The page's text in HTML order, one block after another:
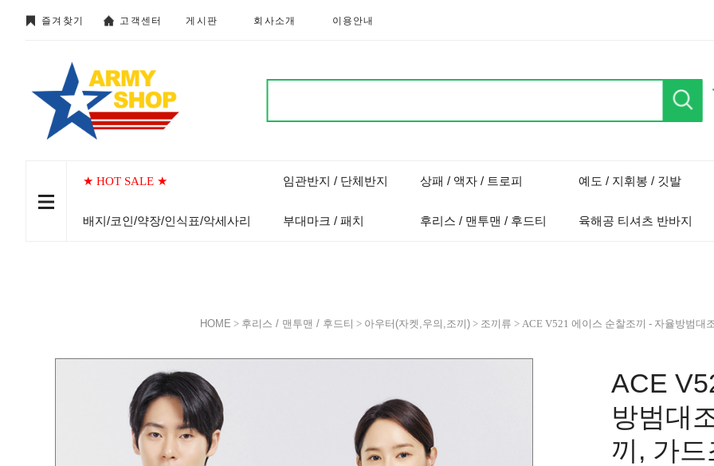
즐겨찾기 고객센터 게시판 회사소개 이용안내
★ HOT SALE ★
배지/코인/약장/인식표/악세사리
임관반지 / 단체반지
부대마크 / 패치
상패 / 액자 / 트로피
후리스 / 맨투맨 / 후드티
예도 / 지휘봉 / 깃발
육해공 티셔츠 반바지
HOME > 후리스 / 맨투맨 / 후드티 > 아우터(자켓,우의,조끼) > 조끼류 > ACE V521 에이스 순찰조끼 - 자율방범대
ACE
방범대
끼, 가